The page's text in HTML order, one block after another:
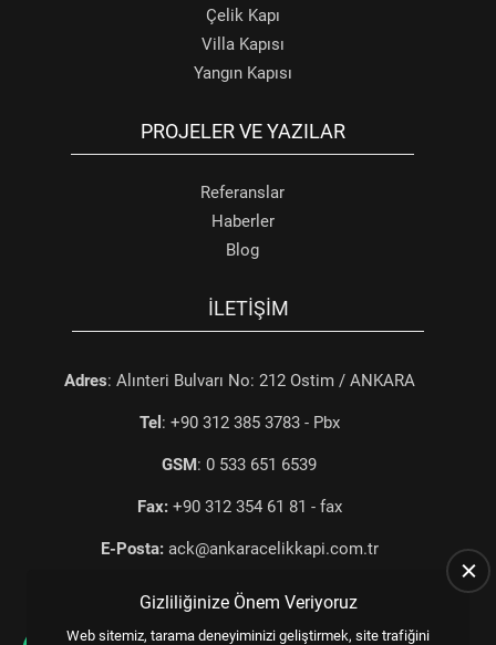
Çelik Kapı
Villa Kapısı
Yangın Kapısı
PROJELER VE YAZILAR
Referanslar
Haberler
Blog
İLETIŞIM
Adres: Alınteri Bulvarı No: 212 Ostim / ANKARA
Tel : +90 312 385 3783 - Pbx
GSM: 0 533 651 6539
Fax:+90 312 354 61 81 - fax
E-Posta:ack@ankaracelikkapi.com.tr
Gizliliğinize Önem Veriyoruz
Web sitemiz, tarama deneyiminizi geliştirmek, site trafiğini